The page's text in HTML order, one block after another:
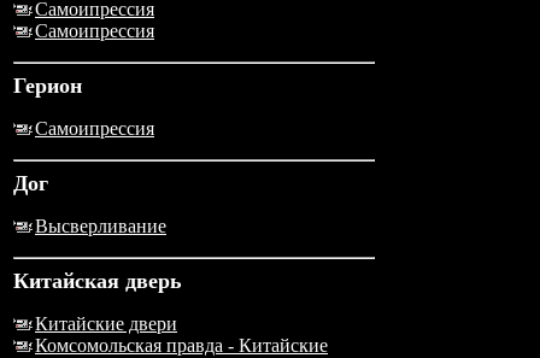
Самоипрессия
Самоипрессия
Герион
Самоипрессия
Дог
Высверливание
Китайская дверь
Китайские двери
Комсомольская правда - Китайские